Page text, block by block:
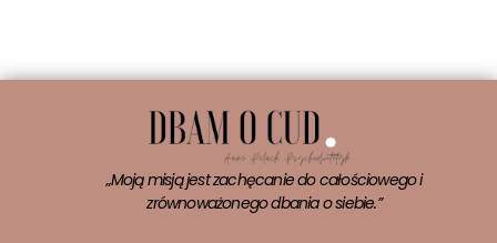
„Moją misją jest zachęcanie do całościowego i
zrównoważonego dbania o siebie.”